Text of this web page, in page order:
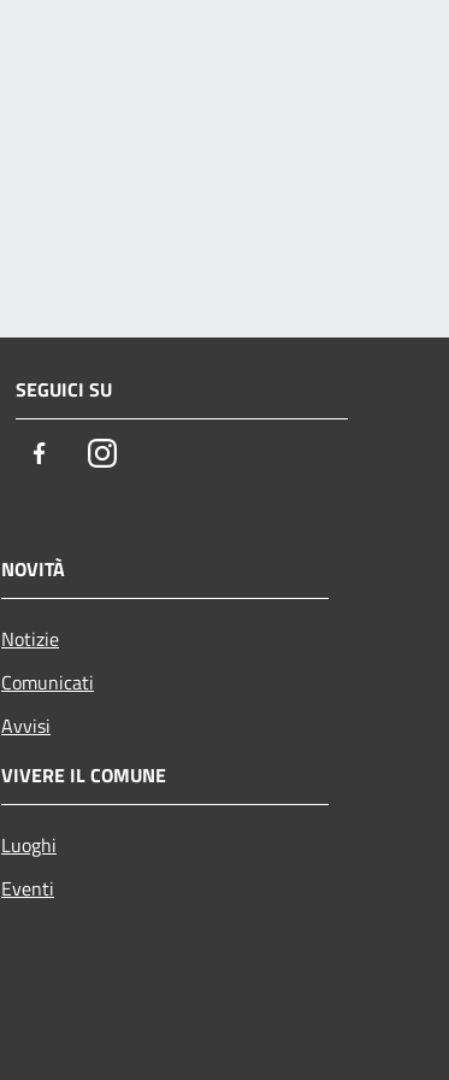
SEGUICI SU
FacebookInstagram
NOVITÀ
Notizie
Comunicati
Avvisi
VIVERE IL COMUNE
Luoghi
Eventi